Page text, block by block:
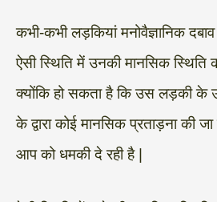
कभी-कभी लड़कियां मनोवैज्ञानिक
ऐसी स्थिति में उनकी मानसिक स्थिति
क्योंकि हो सकता है कि उस लड़की के
के द्वारा कोई मानसिक प्रताड़ना की
आप को धमकी दे रही है |